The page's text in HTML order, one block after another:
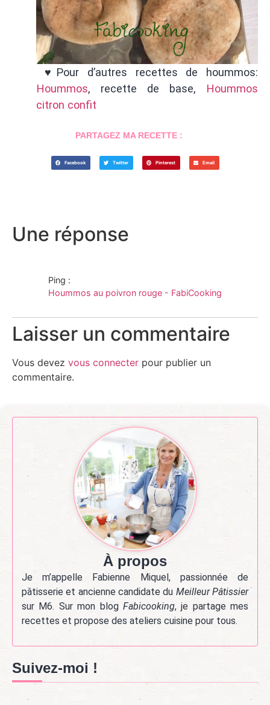
♥Pour d’autres recettes de hoummos:
Hoummos, recette de base, Hoummos
citron confit
PARTAGEZ MA RECETTE :
Facebook Twitter Pinterest Email
Une réponse
Ping :
Hoummos au poivron rouge - FabiCooking
Laisser un commentaire
Vous devez vous connecter pour publier un
commentaire.
À propos
Je m’appelle Fabienne Miquel, passionnée de
pâtisserie et ancienne candidate du Meilleur Pâtissier
sur M6. Sur mon blog Fabicooking, je partage mes
recettes et propose des ateliers cuisine pour tous.
Suivez-moi !